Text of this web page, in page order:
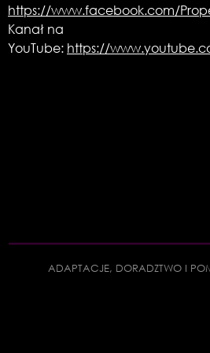
https://www.facebook.com/
Kanał na
YouTube: https://
ADAPTACJE, DORADZTWO I